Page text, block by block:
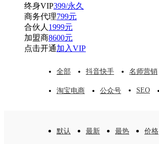
终身VIP399/永久
商务代理799元
合伙人 1999元
加盟商8600元
点击开通加入VIP
全部 抖音快手 名师营销
淘宝电商 公众号 SEO
默认 最新 最热 价格